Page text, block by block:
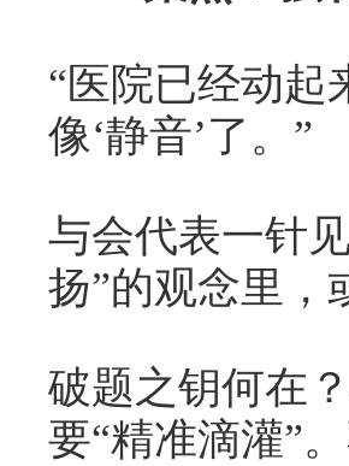
“医院已经动起
像‘静音’了。”
与会代表一针
扬”的观念里，
破题之钥何在
要“精准滴灌”